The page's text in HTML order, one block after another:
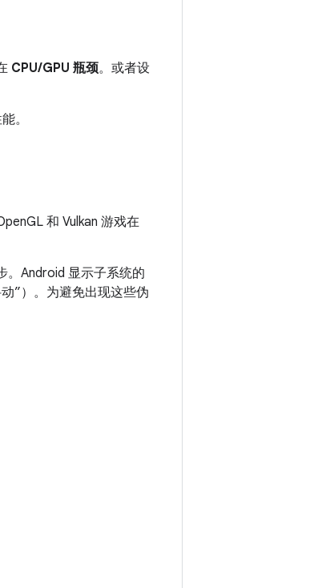
CPU/GPU 瓶颈。或者设
。
和 Vulkan 游戏在
。Android 显示子系统的
”）。为避免出现这些伪